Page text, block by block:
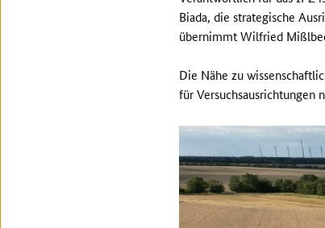
Biada, die strategische
übernimmt Wilfried
Die Nähe zu
für Versuchsausrichtungen